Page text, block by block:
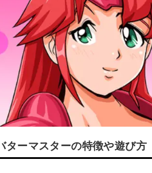
ターマスターの特徴や遊び方